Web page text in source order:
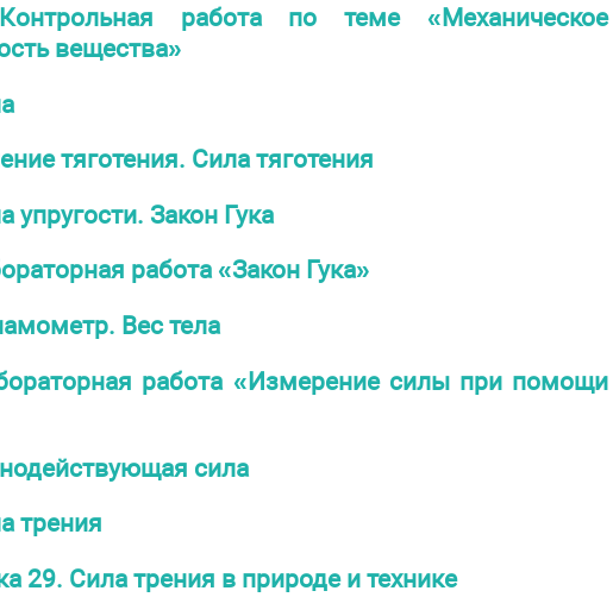
работа по теме «Механическое
вещества»
тяготения. Сила тяготения
упругости. Закон Гука
работа «Закон Гука»
Вес тела
работа «Измерение силы при помощи
сила
трения
29. Сила трения в природе и технике